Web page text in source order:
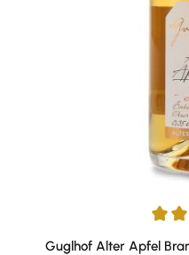
Durchschnittliche
Guglhof Alter Apfel